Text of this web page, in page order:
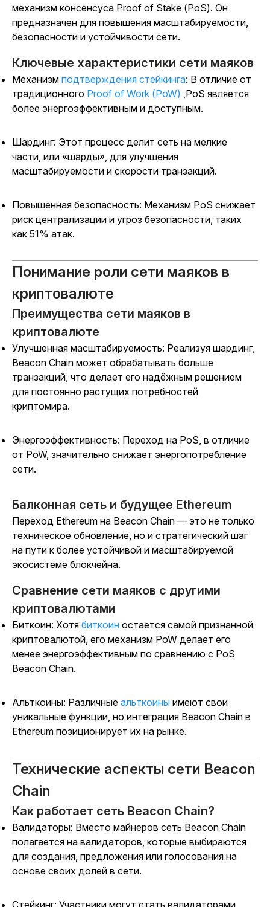
механизм консенсуса Proof of Stake (PoS). Он
предназначен для повышения масштабируемости,
безопасности и устойчивости сети.
Ключевые характеристики сети маяков
Механизм подтверждения стейкинга: В отличие от
традиционного Proof of Work (PoW) ,PoS является
более энергоэффективным и доступным.
Шардинг: Этот процесс делит сеть на мелкие
части, или «шарды», для улучшения
масштабируемости и скорости транзакций.
Повышенная безопасность: Механизм PoS снижает
риск централизации и угроз безопасности, таких
как 51% атак.
Понимание роли сети маяков в
криптовалюте
Преимущества сети маяков в
криптовалюте
Улучшенная масштабируемость: Реализуя шардинг,
Beacon Chain может обрабатывать больше
транзакций, что делает его надёжным решением
для постоянно растущих потребностей
криптомира.
Энергоэффективность: Переход на PoS, в отличие
от PoW, значительно снижает энергопотребление
сети.
Балконная сеть и будущее Ethereum
Переход Ethereum на Beacon Chain — это не только
техническое обновление, но и стратегический шаг
на пути к более устойчивой и масштабируемой
экосистеме блокчейна.
Сравнение сети маяков с другими
криптовалютами
Биткоин: Хотя биткоин остается самой признанной
криптовалютой, его механизм PoW делает его
менее энергоэффективным по сравнению с PoS
Beacon Chain.
Альткоины: Различные альткоины имеют свои
уникальные функции, но интеграция Beacon Chain в
Ethereum позиционирует их на рынке.
Технические аспекты сети Beacon
Chain
Как работает сеть Beacon Chain?
Валидаторы: Вместо майнеров сеть Beacon Chain
полагается на валидаторов, которые выбираются
для создания, предложения или голосования на
основе своих долей в сети.
Стейкинг: Участники могут стать валидаторами,